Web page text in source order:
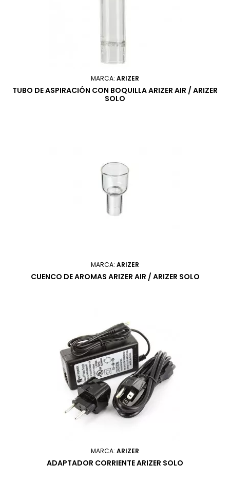
MARCA: ARIZER
TUBO DE ASPIRACIÓN CON BOQUILLA ARIZER AIR / ARIZER
SOLO
MARCA: ARIZER
CUENCO DE AROMAS ARIZER AIR / ARIZER SOLO
MARCA: ARIZER
ADAPTADOR CORRIENTE ARIZER SOLO